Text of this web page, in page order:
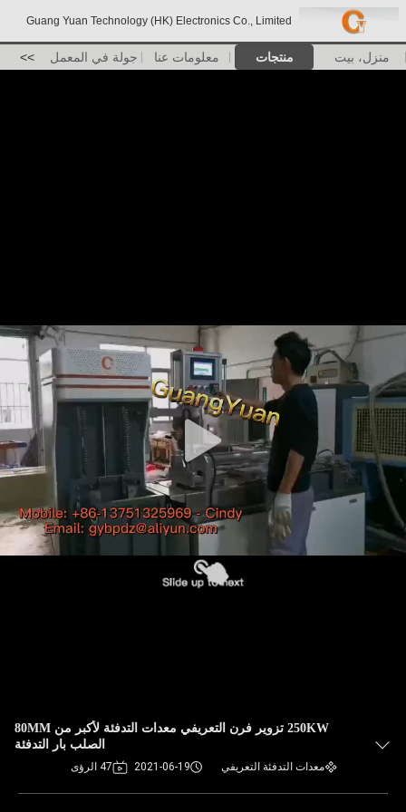
Guang Yuan Technology (HK) Electronics Co., Limited
منزل، بيت منتجات معلومات عنا جولة في المعمل >>
250KW تزوير فرن التعريفي معدات التدفئة لأكبر من 80MM
الصلب بار التدفئة
معدات التدفئة التعريفي 2021-06-19 47 الرؤى